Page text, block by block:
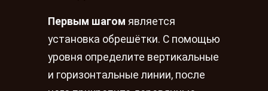
Первым шагом является
установка обрешётки. С помощью
уровня определите вертикальные
и горизонтальные линии, после